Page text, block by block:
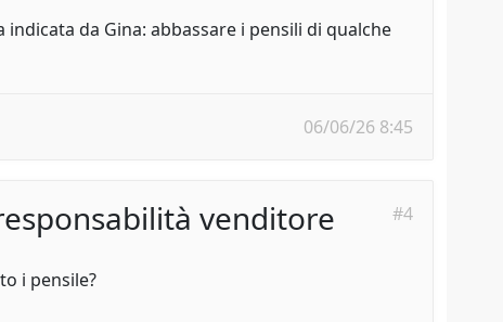
da Gina: abbassare i pensili di qualche
06/06/26 8:45
venditore #4
i pensile?